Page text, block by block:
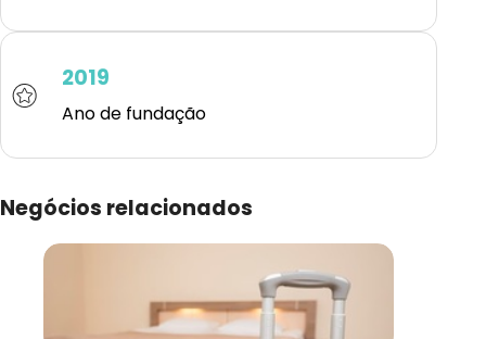
2019
Ano de fundação
Negócios relacionados